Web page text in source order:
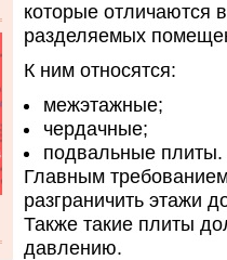
которые отличаются
разделяемых
К ним относятся:
межэтажные;
чердачные;
подвальные плиты.
Главным
разграничить этажи
Также такие плиты
давлению.